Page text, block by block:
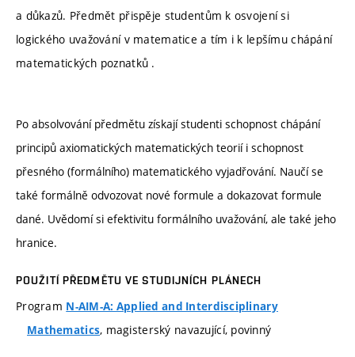
a důkazů. Předmět přispěje studentům k osvojení si
logického uvažování v matematice a tím i k lepšímu chápání
matematických poznatků .
Po absolvování předmětu získají studenti schopnost chápání
principů axiomatických matematických teorií i schopnost
přesného (formálního) matematického vyjadřování. Naučí se
také formálně odvozovat nové formule a dokazovat formule
dané. Uvědomí si efektivitu formálního uvažování, ale také jeho
hranice.
POUŽITÍ PŘEDMĚTU VE STUDIJNÍCH PLÁNECH
Program N-AIM-A: Applied and Interdisciplinary
Mathematics, magisterský navazující, povinný